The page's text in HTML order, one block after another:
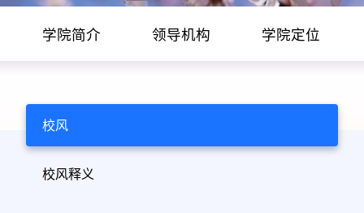
学院简介 领导机构 学院定位
校风
校风释义